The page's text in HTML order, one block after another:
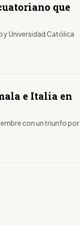
que
y Universidad Católica
e Italia en
con un triunfo por